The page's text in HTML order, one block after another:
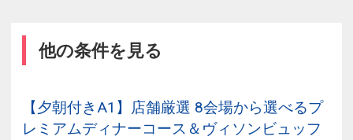
他の条件を見る
【夕朝付きA1】店舗厳選 8会場から選べるプ
レミアムディナーコース＆ヴィソンビュッフ